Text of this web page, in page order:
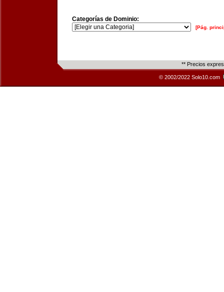
Categorías de Dominio:
[Pág.
** Precios
© 2002/2022 Solo10.com